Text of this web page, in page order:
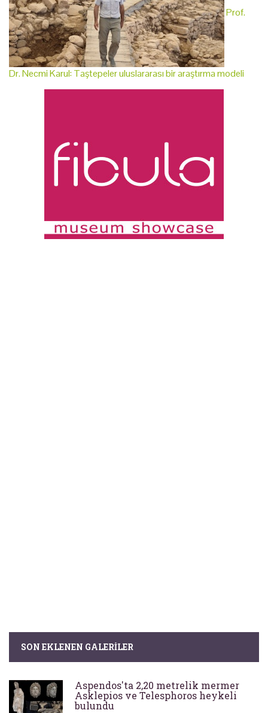
Prof.
Dr. Necmi Karul: Taştepeler uluslararası bir araştırma modeli
SON EKLENEN GALERILER
Aspendos'ta 2,20 metrelik mermer
Asklepios ve Telesphoros heykeli
bulundu